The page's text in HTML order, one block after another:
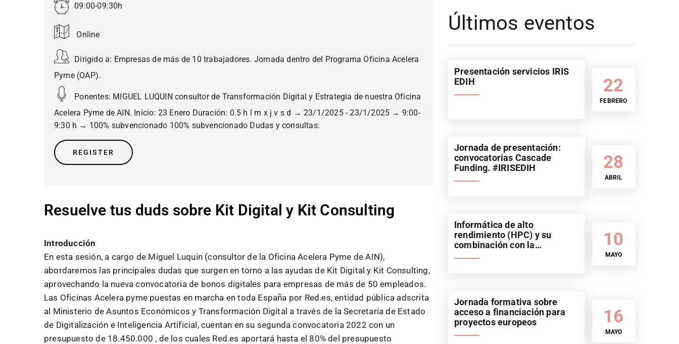
09:00-09:30h
Online
Dirigido a: Empresas de más de 10 trabajadores. Jornada dentro del Programa Oficina Acelera
Pyme (OAP).
Ponentes: MIGUEL LUQUIN consultor de Transformación Digital y Estrategia de nuestra Oficina
Acelera Pyme de AIN. Inicio: 23 Enero Duración: 0.5 h l m x j v s d → 23/1/2025 - 23/1/2025 → 9:00-
9:30 h → 100% subvencionado 100% subvencionado Dudas y consultas:
REGISTER
Resuelve tus duds sobre Kit Digital y Kit Consulting
Introducción
En esta sesión, a cargo de Miguel Luquin (consultor de la Oficina Acelera Pyme de AIN),
abordaremos las principales dudas que surgen en torno a las ayudas de Kit Digital y Kit Consulting,
aprovechando la nueva convocatoria de bonos digitales para empresas de más de 50 empleados.
Las Oficinas Acelera pyme puestas en marcha en toda España por Red.es, entidad pública adscrita
al Ministerio de Asuntos Económicos y Transformación Digital a través de la Secretaría de Estado
de Digitalización e Inteligencia Artificial, cuentan en su segunda convocatoria 2022 con un
presupuesto de 18.450.000 , de los cuales Red.es aportará hasta el 80% del presupuesto
Últimos eventos
22
FEBRERO
Presentación servicios IRIS
EDIH
28
ABRIL
Jornada de presentación:
convocatorias Cascade
Funding. #IRISEDIH
10
MAYO
Informática de alto
rendimiento (HPC) y su
combinación con la
16
MAYO
Jornada formativa sobre
acceso a financiación para
proyectos europeos